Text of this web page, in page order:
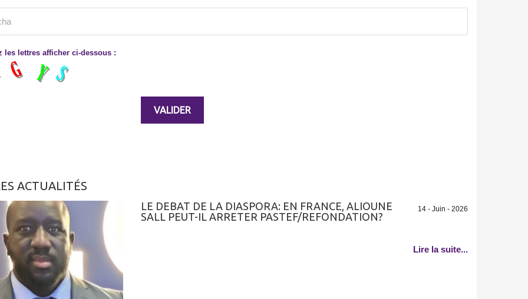
les lettres afficher ci-dessous :
ACTUALITÉS
14 - Juin - 2026
LE DEBAT DE LA DIASPORA: EN FRANCE, ALIOUNE
SALL PEUT-IL ARRETER PASTEF/REFONDATION?
Lire la suite...